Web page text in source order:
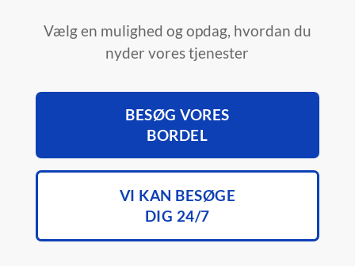
Vælg en mulighed og opdag, hvordan du
nyder vores tjenester
BESØG VORES
BORDEL
VI KAN BESØGE
DIG 24/7